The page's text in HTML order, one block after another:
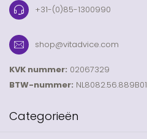
+31-(0)85-1300990
shop@vitadvice.com
KVK nummer: 02067329
BTW-nummer: NL8082.56.889B01
Categorieën